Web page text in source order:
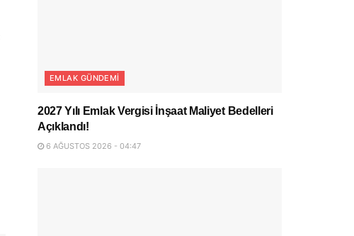
EMLAK GÜNDEMI
2027 Yılı Emlak Vergisi İnşaat Maliyet Bedelleri
Açıklandı!
6 AĞUSTOS 2026 - 04:47